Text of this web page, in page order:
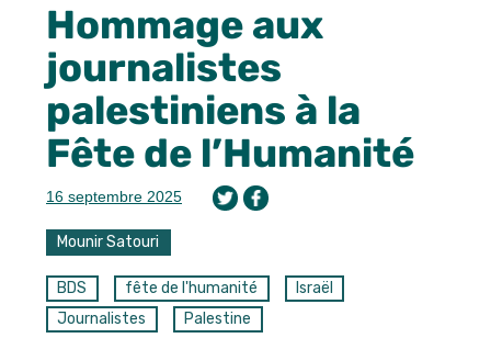
Hommage aux
journalistes
palestiniens à la
Fête de l’Humanité
16 septembre 2025
Mounir Satouri
BDS fête de l'humanité
Israël
Journalistes
Palestine